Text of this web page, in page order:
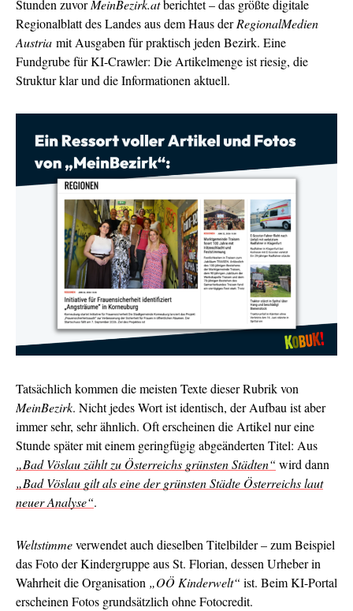
Stunden zuvorMeinBezirk.atberichtet – das größte digitale
Regionalblatt des Landes aus dem Haus derRegionalMedien
Austria mit Ausgaben für praktisch jeden Bezirk. Eine
Fundgrube für KI-Crawler: Die Artikelmenge ist riesig, die
Struktur klar und die Informationen aktuell.
Tatsächlich kommen die meisten Texte dieser Rubrik von
MeinBezirk. Nicht jedes Wort ist identisch, der Aufbau ist aber
immer sehr, sehr ähnlich. Oft erscheinen die Artikel nur eine
Stunde später mit einem geringfügig abgeänderten Titel: Aus
„Bad Vöslau zählt zu Österreichs grünsten Städten“ wird dann
„Bad Vöslau gilt als eine der grünsten Städte Österreichs laut
neuer Analyse“.
Weltstimmeverwendet auch dieselben Titelbilder – zum Beispiel
das Foto der Kindergruppe aus St. Florian, dessen Urheber in
Wahrheit die Organisation „OÖ Kinderwelt“ ist. Beim KI-Portal
erscheinen Fotos grundsätzlich ohne Fotocredit.